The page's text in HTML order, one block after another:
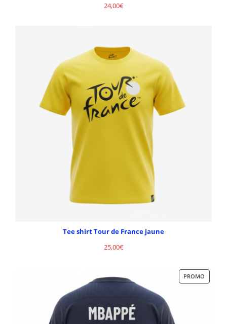
24,00€
Tee shirt Tour de France jaune
25,00€
PROMO